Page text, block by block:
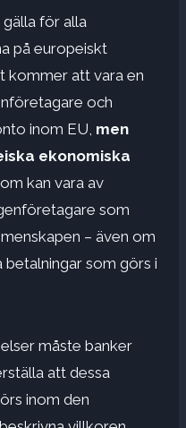
för alla
på europeiskt
kommer att vara en
och
inom EU, men
ekonomiska
kan vara av
som
– även om
som görs i
måste banker
att dessa
inom den